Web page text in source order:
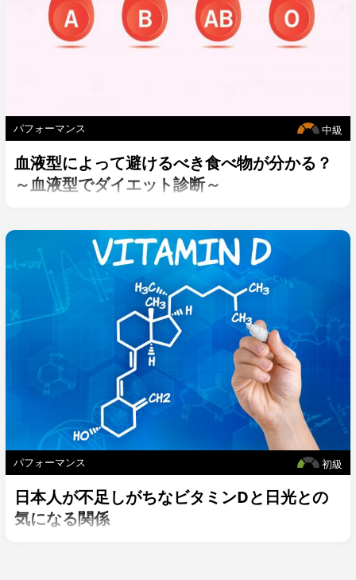
中級
パフォーマンス
血液型によって避けるべき食べ物が分かる？
～血液型でダイエット診断～
初級
パフォーマンス
日本人が不足しがちなビタミンDと日光との
気になる関係